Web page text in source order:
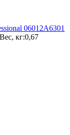
06012A6301
Вес, кг:0,67